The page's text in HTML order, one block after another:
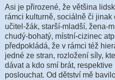
Asi je přirozené, že většina
rámci kulturně, sociálně či
učitel-žák, starší-mladší, žena-
chudý-bohatý, místní-cizinec
předpokládá, že v rámci též
jedné ze stran, rozložení síly,
dávat a kdo smí brát,
poslouchat. Od dětství mě